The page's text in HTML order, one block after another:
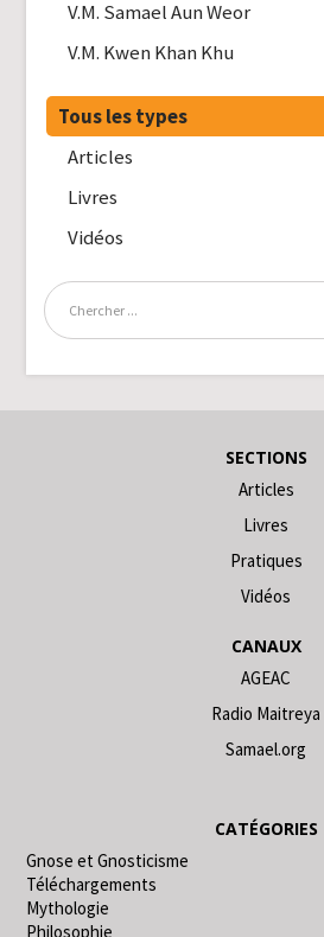
V.M. Samael Aun Weor
V.M. Kwen Khan Khu
Tous les types
Articles
Livres
Vidéos
SECTIONS
Articles
Livres
Pratiques
Vidéos
CANAUX
AGEAC
Radio Maitreya
Samael.org
CATÉGORIES
Gnose et Gnosticisme
Téléchargements
Mythologie
Philosophie